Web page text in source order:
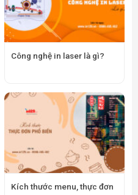
Công nghệ in laser là gì?
Kích thước menu, thực đơn